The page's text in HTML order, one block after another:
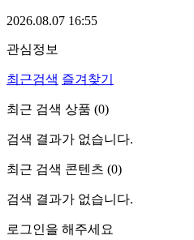
2026.08.07 16:55
관심정보
최근검색 즐겨찾기
최근 검색 상품 (0)
검색 결과가 없습니다.
최근 검색 콘텐츠 (0)
검색 결과가 없습니다.
로그인을 해주세요